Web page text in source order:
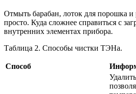
Отмыть барабан, лоток для порошка и
просто. Куда сложнее справиться с
внутренних элементах прибора.
Таблица 2. Способы чистки ТЭНа.
Способ